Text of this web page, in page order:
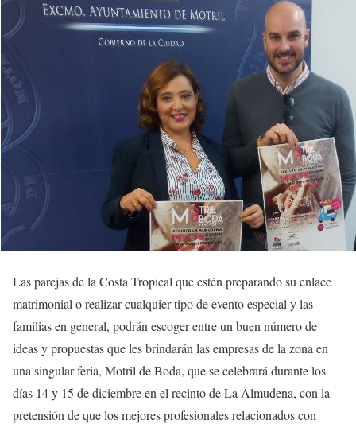
Las parejas de la Costa Tropical que estén preparando su enlace
matrimonial o realizar cualquier tipo de evento especial y las
familias en general, podrán escoger entre un buen número de
ideas y propuestas que les brindarán las empresas de la zona en
una singular feria, Motril de Boda, que se celebrará durante los
días 14 y 15 de diciembre en el recinto de La Almudena, con la
pretensión de que los mejores profesionales relacionados con